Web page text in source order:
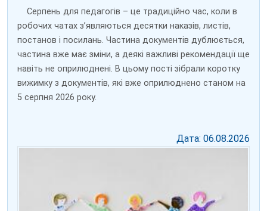
Серпень для педагогів – це традиційно час, коли в
робочих чатах з’являються десятки наказів, листів,
постанов і посилань. Частина документів дублюється,
частина вже має зміни, а деякі важливі рекомендації ще
навіть не оприлюднені. В цьому пості зібрали коротку
вижимку з документів, які вже оприлюднено станом на
5 серпня 2026 року.
Дата: 06.08.2026